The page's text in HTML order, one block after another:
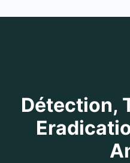
Détection,